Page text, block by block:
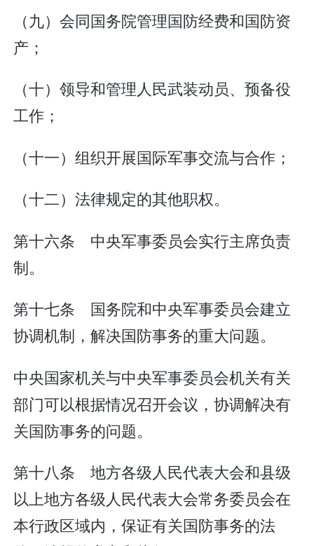
（九）会同国务院管理国防经费和国防资
产；
（十）领导和管理人民武装动员、预备役
工作；
（十一）组织开展国际军事交流与合作；
（十二）法律规定的其他职权。
第十六条 中央军事委员会实行主席负责
制。
第十七条 国务院和中央军事委员会建立
协调机制，解决国防事务的重大问题。
中央国家机关与中央军事委员会机关有关
部门可以根据情况召开会议，协调解决有
关国防事务的问题。
第十八条 地方各级人民代表大会和县级
以上地方各级人民代表大会常务委员会在
本行政区域内，保证有关国防事务的法